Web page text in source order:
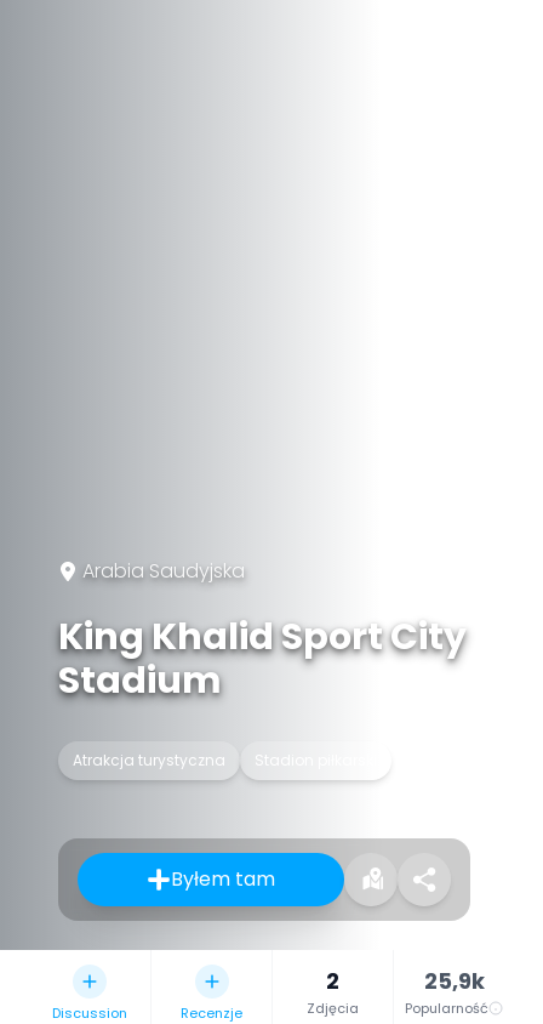
Arabia Saudyjska
King Khalid Sport City
Stadium
Atrakcja turystyczna Stadion piłkarski
Byłem tam
Discussion Recenzje
2
Zdjęcia
25,9k
Popularność